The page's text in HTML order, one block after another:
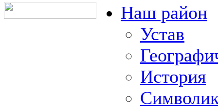
Наш район
Устав
История